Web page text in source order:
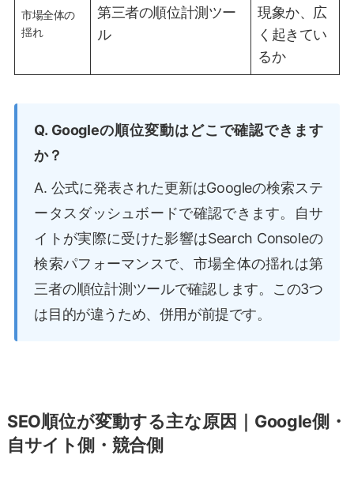
市場全体の
揺れ
第三者の順位計測ツー
ル
現象か、広
く起きてい
るか
Q. Googleの順位変動はどこで確認できます
か？
A. 公式に発表された更新はGoogleの検索ステ
ータスダッシュボードで確認できます。自サ
イトが実際に受けた影響はSearch Consoleの
検索パフォーマンスで、市場全体の揺れは第
三者の順位計測ツールで確認します。この3つ
は目的が違うため、併用が前提です。
SEO順位が変動する主な原因｜Google側・
自サイト側・競合側